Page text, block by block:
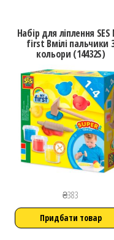
Набір для ліплення SES
first Вмілі пальчики
кольори (14432S)
₴383
Придбати товар